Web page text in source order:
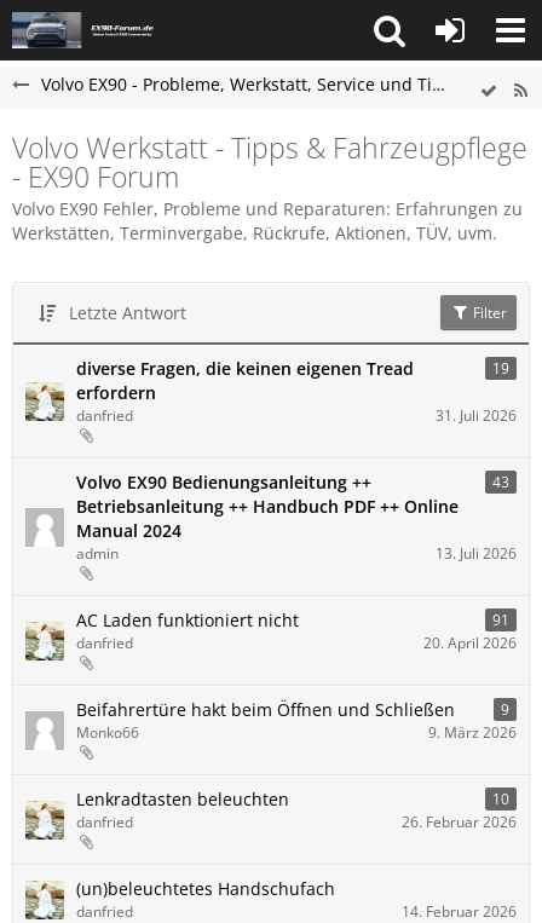
Volvo EX90 - Probleme, Werkstatt, Service und Tipps
Volvo Werkstatt - Tipps & Fahrzeugpflege
- EX90 Forum
Volvo EX90 Fehler, Probleme und Reparaturen: Erfahrungen zu
Werkstätten, Terminvergabe, Rückrufe, Aktionen, TÜV, uvm.
Letzte Antwort Filter
diverse Fragen, die keinen eigenen Tread
erfordern
19
danfried 31. Juli 2026
Volvo ​EX90 Bedienungsanleitung ++
Betriebsanleitung ++ Handbuch PDF ++ Online
Manual 2024
43
admin 13. Juli 2026
AC Laden funktioniert nicht
91
danfried
20. April 2026
Beifahrertüre hakt beim Öffnen und Schließen
9
Monko66
9. März 2026
Lenkradtasten beleuchten
10
danfried
26. Februar 2026
(un)beleuchtetes Handschufach
danfried 14. Februar 2026